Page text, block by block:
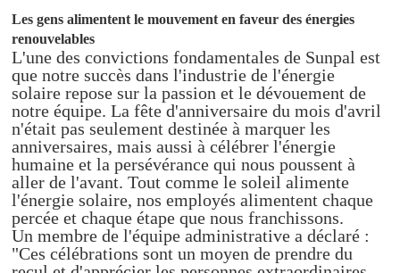
Les gens alimentent le mouvement en faveur des énergies
renouvelables
L'une des convictions fondamentales de Sunpal est
que notre succès dans l'industrie de l'énergie
solaire repose sur la passion et le dévouement de
notre équipe. La fête d'anniversaire du mois d'avril
n'était pas seulement destinée à marquer les
anniversaires, mais aussi à célébrer l'énergie
humaine et la persévérance qui nous poussent à
aller de l'avant. Tout comme le soleil alimente
l'énergie solaire, nos employés alimentent chaque
percée et chaque étape que nous franchissons.
Un membre de l'équipe administrative a déclaré :
"Ces célébrations sont un moyen de prendre du